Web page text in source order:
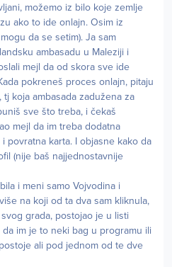
možemo iz bilo koje zemlje
ako to ide onlajn. Osim iz
da se setim). Ja sam
ambasadu u Maleziji i
mejl da od skora sve ide
pokreneš proces onlajn, pitaju
koja ambasada zadužena za
sve što treba, i čekaš
mejl da im treba dodatna
povratna karta. I objasne kako da
(nije baš najjednostavnije
i meni samo Vojvodina i
na koji od ta dva sam kliknula,
grada, postojao je u listi
da im je to neki bag u programu ili
ali pod jednom od te dve